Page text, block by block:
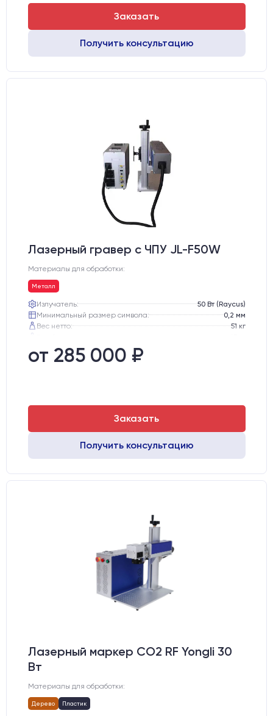
Заказать
Получить консультацию
Лазерный гравер с ЧПУ JL-F50W
Материалы для обработки:
Металл
Излучатель:
50 Вт (Raycus)
Минимальный размер символа:
0,2 мм
Вес нетто:
51 кг
Транспортный габарит станка, мм:
от 285 000 ₽
Заказать
Получить консультацию
Лазерный маркер CO2 RF Yongli 30
Вт
Материалы для обработки:
Дерево Пластик